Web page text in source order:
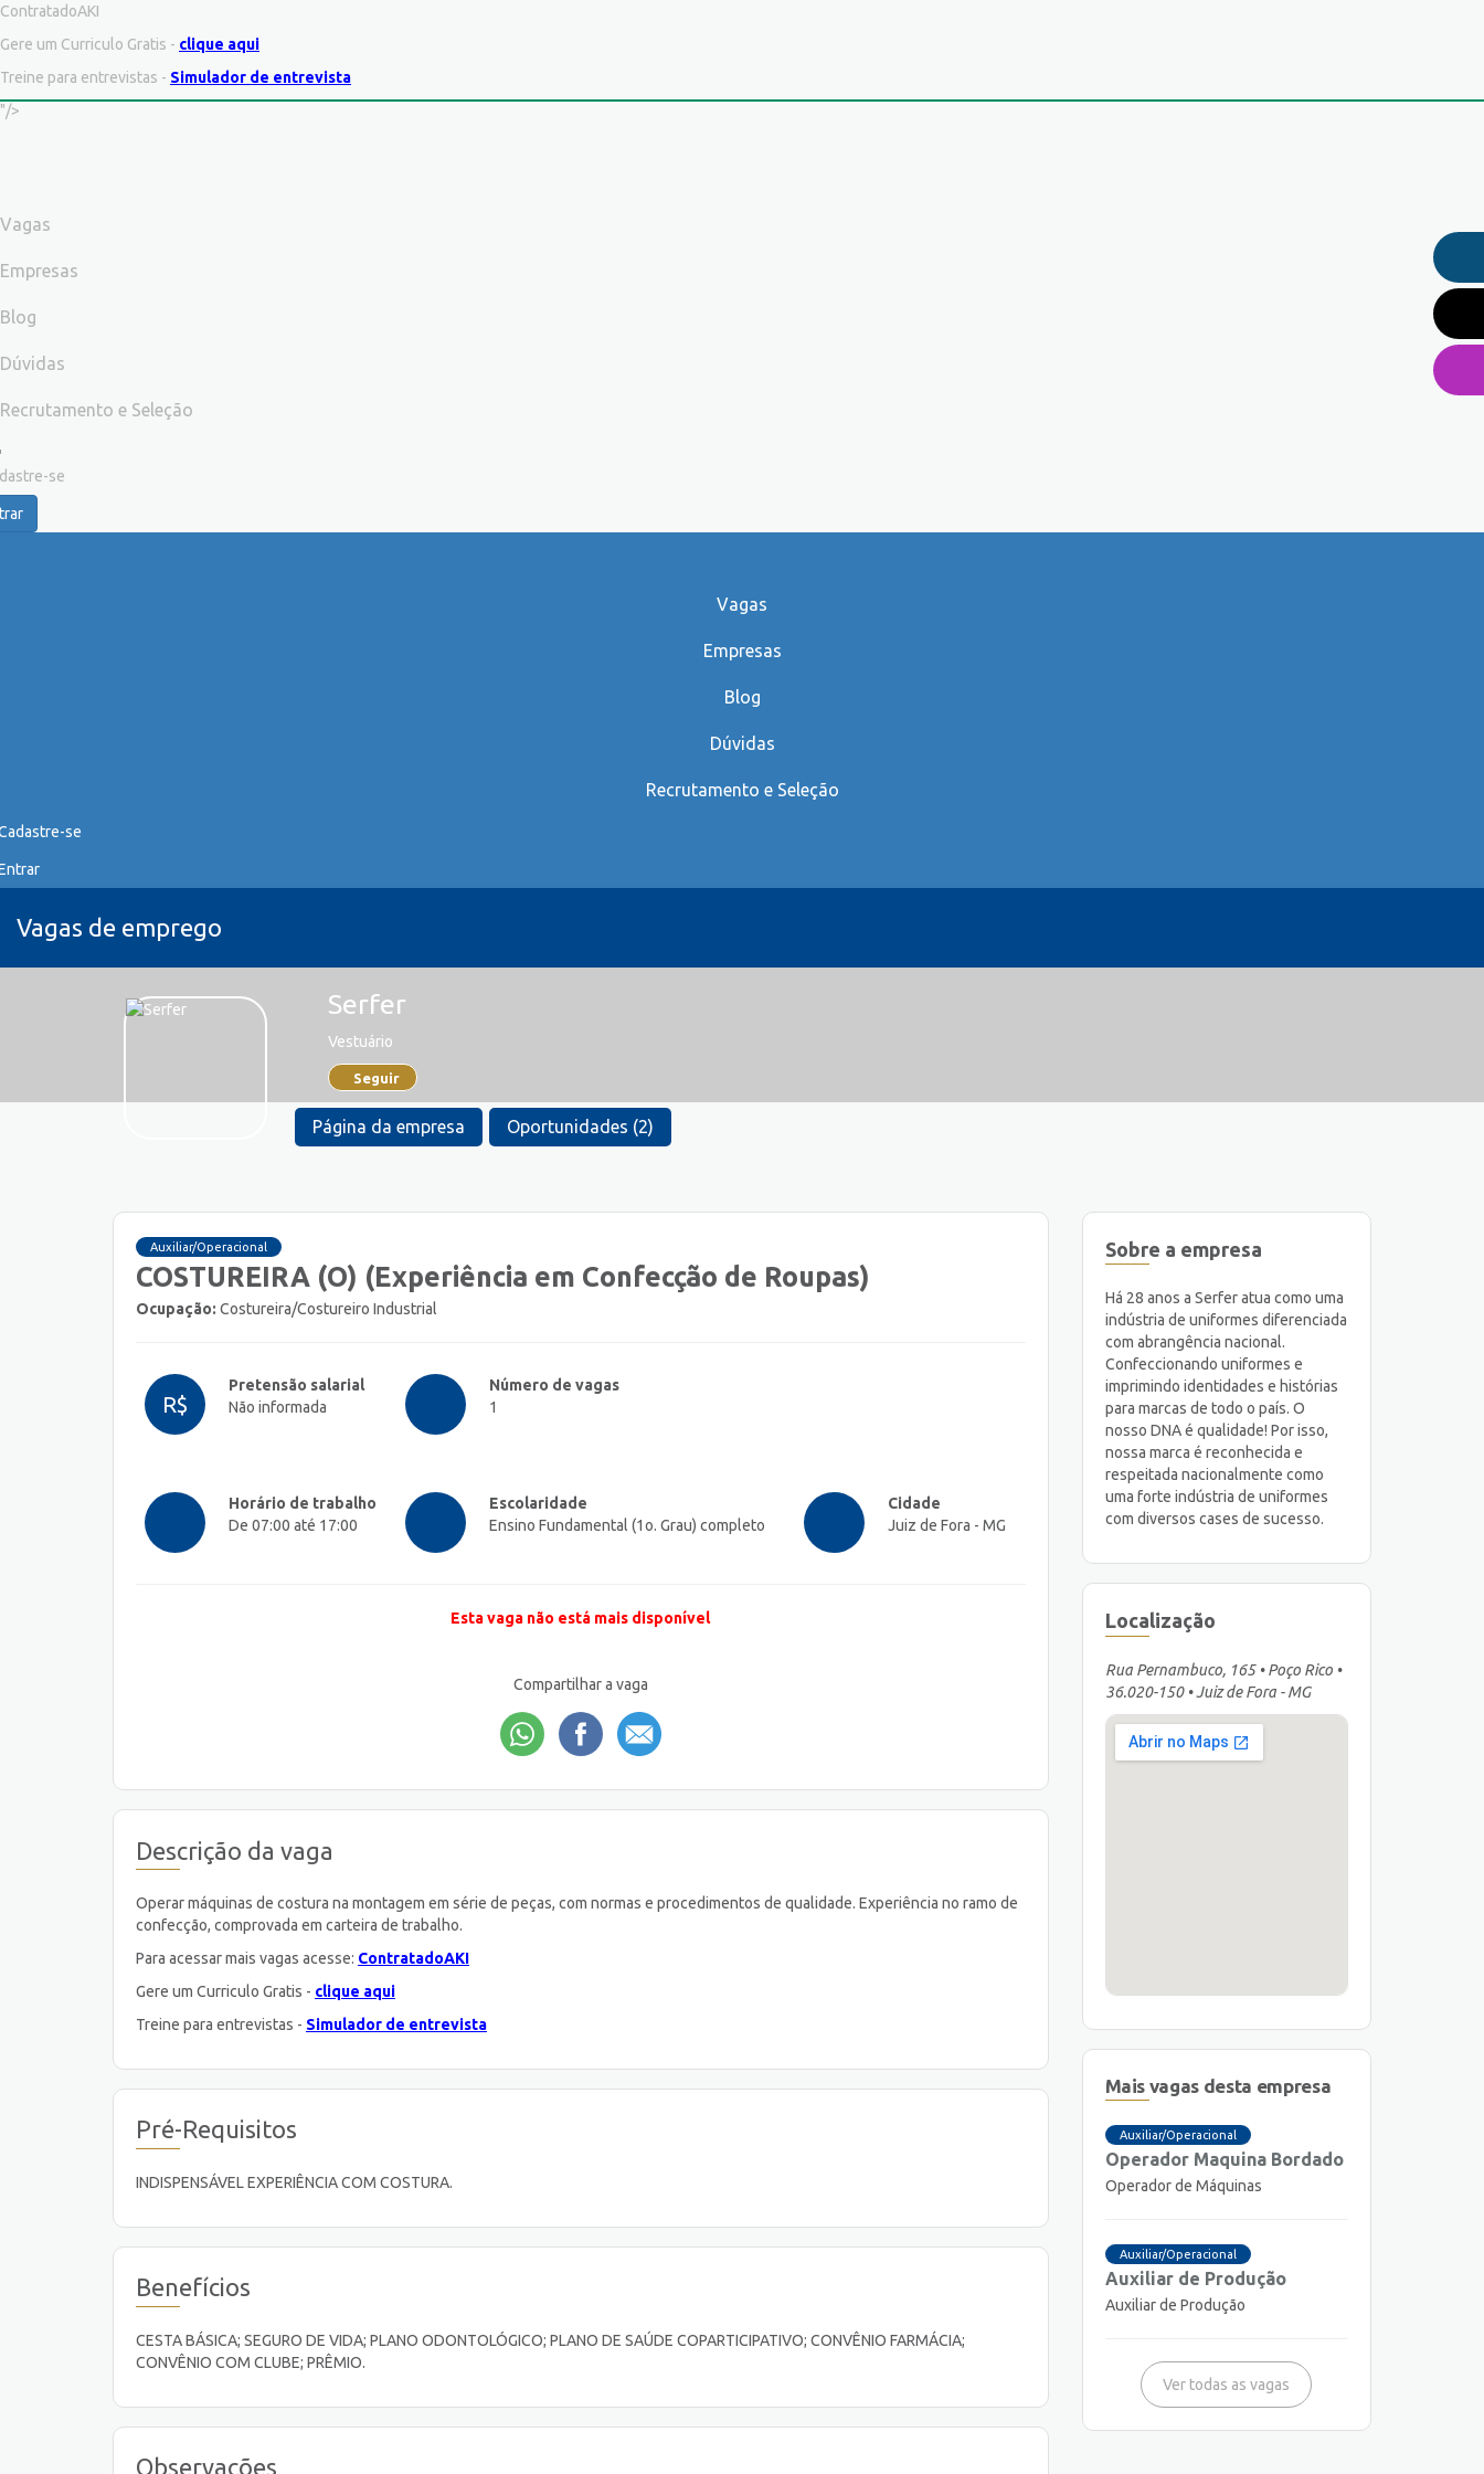
ContratadoAKI
Gere um Curriculo Gratis - clique aqui
Treine para entrevistas - Simulador de entrevista
"/>
Vagas
Empresas
Blog
Dúvidas
Recrutamento e Seleção
se
Vagas
Empresas
Blog
Dúvidas
Recrutamento e Seleção
se
Vagas de emprego
Serfer
Vestuário
Seguir
Página da empresa Oportunidades (2)
Auxiliar/Operacional
COSTUREIRA (O) (Experiência em Confecção de Roupas)
Ocupação: Costureira/Costureiro Industrial
R$
Pretensão salarial
Não informada
Número de vagas
1
Horário de trabalho
De 07:00 até 17:00
Escolaridade
Ensino Fundamental (1o. Grau) completo
Cidade
Juiz de Fora - MG
Esta vaga não está mais disponível
Compartilhar a vaga
Descrição da vaga
Operar máquinas de costura na montagem em série de peças, com normas e procedimentos de qualidade. Experiência no ramo de
confecção, comprovada em carteira de trabalho.
Para acessar mais vagas acesse: ContratadoAKI
Gere um Curriculo Gratis - clique aqui
Treine para entrevistas - Simulador de entrevista
Pré-Requisitos
INDISPENSÁVEL EXPERIÊNCIA COM COSTURA.
Benefícios
CESTA BÁSICA; SEGURO DE VIDA; PLANO ODONTOLÓGICO; PLANO DE SAÚDE COPARTICIPATIVO; CONVÊNIO FARMÁCIA;
CONVÊNIO COM CLUBE; PRÊMIO.
Observações
Sobre a empresa
Há 28 anos a Serfer atua como uma
indústria de uniformes diferenciada
com abrangência nacional.
Confeccionando uniformes e
imprimindo identidades e histórias
para marcas de todo o país. O
nosso DNA é qualidade! Por isso,
nossa marca é reconhecida e
respeitada nacionalmente como
uma forte indústria de uniformes
com diversos cases de sucesso.
Localização
Rua Pernambuco, 165 • Poço Rico •
36.020-150 • Juiz de Fora - MG
Mais vagas desta empresa
Auxiliar/Operacional
Operador Maquina Bordado
Operador de Máquinas
Auxiliar/Operacional
Auxiliar de Produção
Auxiliar de Produção
Ver todas as vagas